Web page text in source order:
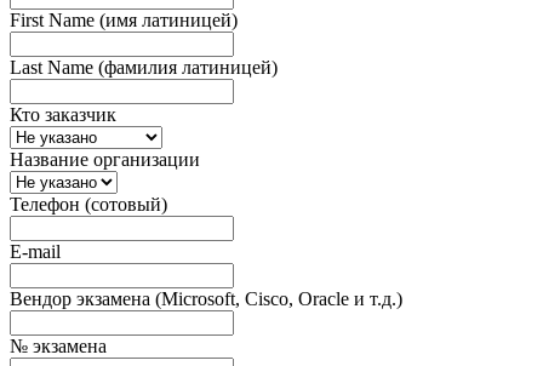
First Name (имя латиницей)
Last Name (фамилия латиницей)
Кто заказчик
Название организации
Телефон (сотовый)
E-mail
Вендор экзамена (Microsoft, Cisco, Oracle и т.д.)
№ экзамена